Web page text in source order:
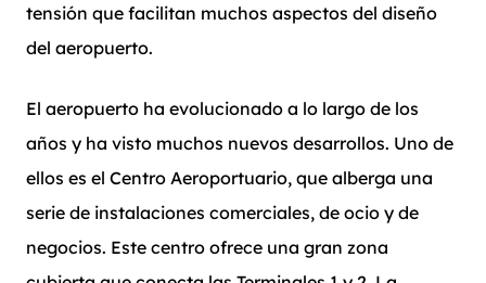
tensión que facilitan muchos aspectos del diseño
del aeropuerto.
El aeropuerto ha evolucionado a lo largo de los
años y ha visto muchos nuevos desarrollos. Uno de
ellos es el Centro Aeroportuario, que alberga una
serie de instalaciones comerciales, de ocio y de
negocios. Este centro ofrece una gran zona